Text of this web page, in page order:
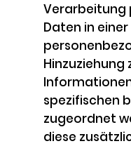
Verarbeitung
Daten in
Hinzuziehung
spezifischen
zugeordnet
diese